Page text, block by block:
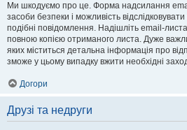
Ми шкодуємо про це. Форма надсилання
засоби безпеки і можливість
подібні повідомлення. Надішліть email-
повною копією отриманого листа. Дуже
яких міститься детальна інформація про
зможе у цьому випадку вжити необхідні
Догори
Друзі та недруги